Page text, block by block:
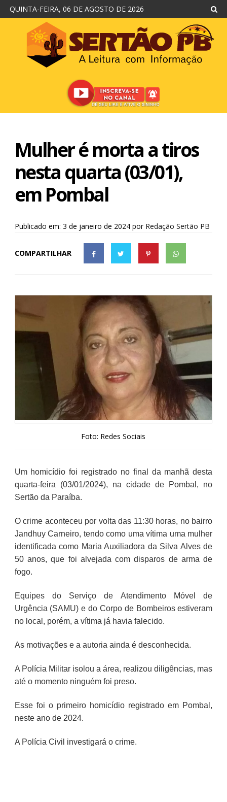
QUINTA-FEIRA, 06 DE AGOSTO DE 2026
Mulher é morta a tiros
nesta quarta (03/01),
em Pombal
Publicado em: 3 de janeiro de 2024 por Redação Sertão PB
COMPARTILHAR
Foto: Redes Sociais
Um homicídio foi registrado no final da manhã desta
quarta-feira (03/01/2024), na cidade de Pombal, no
Sertão da Paraíba.
O crime aconteceu por volta das 11:30 horas, no bairro
Jandhuy Carneiro, tendo como uma vítima uma mulher
identificada como Maria Auxiliadora da Silva Alves de
50 anos, que foi alvejada com disparos de arma de
fogo.
Equipes do Serviço de Atendimento Móvel de
Urgência (SAMU) e do Corpo de Bombeiros estiveram
no local, porém, a vítima já havia falecido.
As motivações e a autoria ainda é desconhecida.
A Polícia Militar isolou a área, realizou diligências, mas
até o momento ninguém foi preso.
Esse foi o primeiro homicídio registrado em Pombal,
neste ano de 2024.
A Polícia Civil investigará o crime.